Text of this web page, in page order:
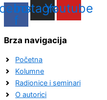
f
Instagram
Youtube
Brza navigacija
Početna
Kolumne
Radionice i seminari
O autorici